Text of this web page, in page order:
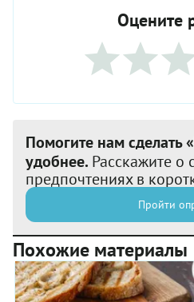
Оцените
Помогите нам сделать
удобнее. Расскажите о
предпочтениях в
Пройти
Похожие материалы